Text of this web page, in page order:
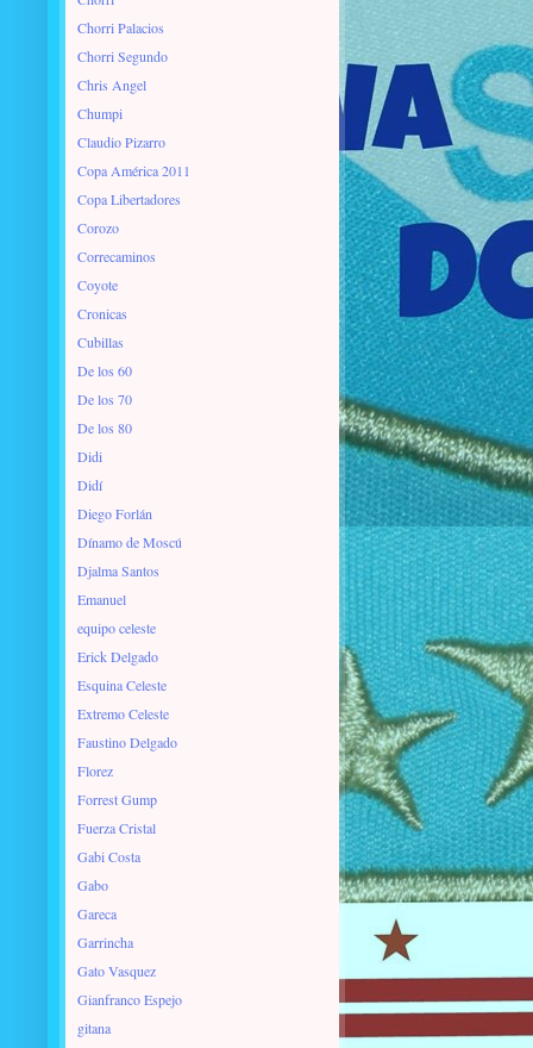
Chorri Palacios
Chorri Segundo
Chris Angel
Chumpi
Claudio Pizarro
Copa América 2011
Copa Libertadores
Corozo
Correcaminos
Coyote
Cronicas
Cubillas
De los 60
De los 70
De los 80
Didi
Didí
Diego Forlán
Dínamo de Moscú
Djalma Santos
Emanuel
equipo celeste
Erick Delgado
Esquina Celeste
Extremo Celeste
Faustino Delgado
Florez
Forrest Gump
Fuerza Cristal
Gabi Costa
Gabo
Gareca
Garrincha
Gato Vasquez
Gianfranco Espejo
gitana